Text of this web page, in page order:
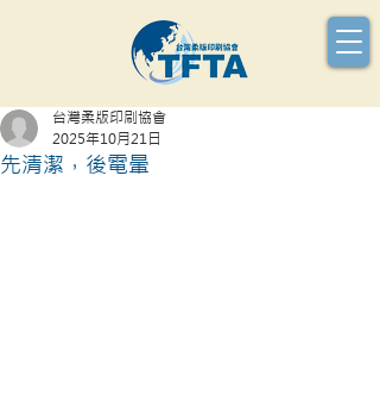
先清潔，後電暈
台灣柔版印刷協會
2025年10月21日